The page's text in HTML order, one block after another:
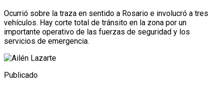
Ocurrió sobre la traza en sentido a Rosario e involucró a tres
vehículos. Hay corte total de tránsito en la zona por un
importante operativo de las fuerzas de seguridad y los
servicios de emergencia.
Publicado